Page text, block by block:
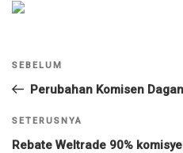
Navigasi
kiriman
Kiriman
Sebelumnya
SEBELUM
Perubahan Komisen
Kiriman
Seterusnya
SETERUSNYA
Rebate Weltrade 90%